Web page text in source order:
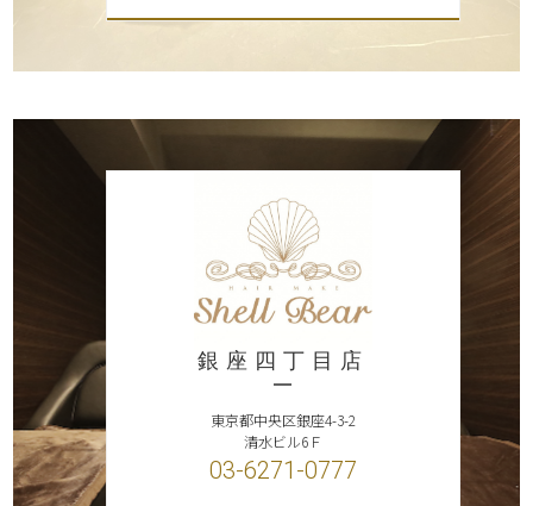
銀座四丁目店
東京都中央区銀座4-3-2
清水ビル6Ｆ
03-6271-0777